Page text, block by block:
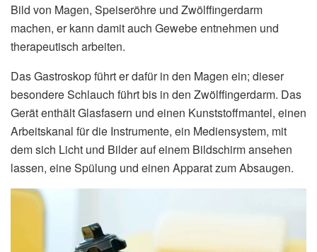
Bild von Magen, Speiseröhre und Zwölffingerdarm
machen, er kann damit auch Gewebe entnehmen und
therapeutisch arbeiten.
Das Gastroskop führt er dafür in den Magen ein; dieser
besondere Schlauch führt bis in den Zwölffingerdarm. Das
Gerät enthält Glasfasern und einen Kunststoffmantel, einen
Arbeitskanal für die Instrumente, ein Mediensystem, mit
dem sich Licht und Bilder auf einem Bildschirm ansehen
lassen, eine Spülung und einen Apparat zum Absaugen.